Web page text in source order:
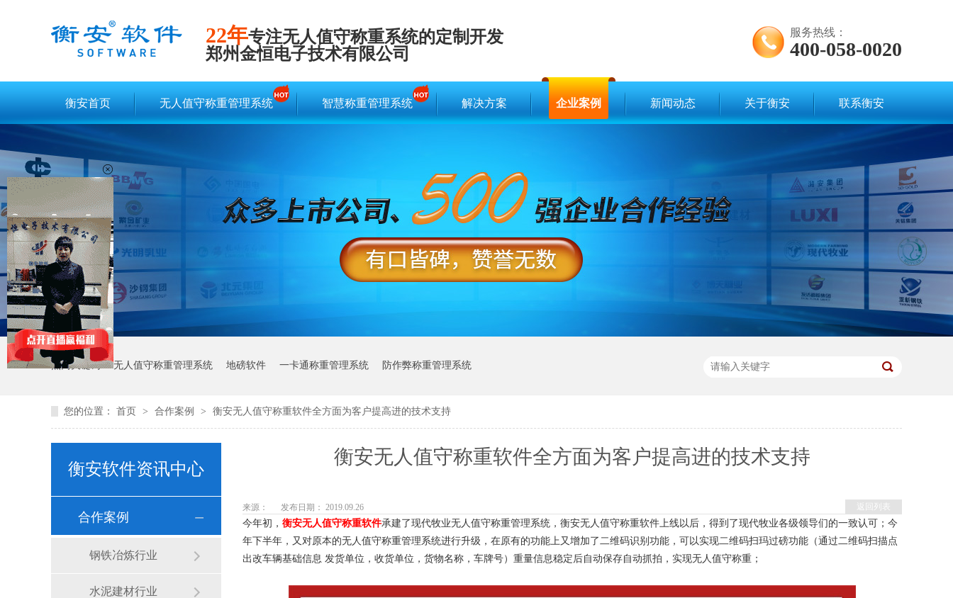
22年专注无人值守称重系统的定制开发
郑州金恒电子技术有限公司
服务热线：
400-058-0020
衡安首页 无人值守称重管理系统 智慧称重管理系统 解决方案 企业案例 新闻动态 关于衡安 联系衡安
热门关键词：无人值守称重管理系统 地磅软件 一卡通称重管理系统 防作弊称重管理系统
您的位置： 首页 > 合作案例 > 衡安无人值守称重软件全方面为客户提高进的技术支持
衡安无人值守称重软件全方面为客户提高进的技术支持
返回列表
来源： 发布日期： 2019.09.26
今年初， 衡安无人值守称重软件承建了现代牧业无人值守称重管理系统，衡安无人值守称重软件上线以后，得到了现代牧业各级领导们的一致认可；今
年下半年，又对原本的无人值守称重管理系统进行升级，在原有的功能上又增加了二维码识别功能，可以实现二维码扫玛过磅功能（通过二维码扫描点
出改车辆基础信息 发货单位，收货单位，货物名称，车牌号）重量信息稳定后自动保存自动抓拍，实现无人值守称重；
衡安软件资讯中心
合作案例
钢铁冶炼行业
水泥建材行业